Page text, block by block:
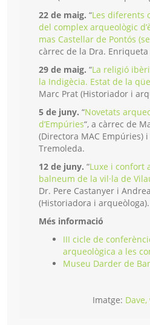
22 de maig. “Les diferents
del complex arqueològic
mas Castellar de Pontós
càrrec de la Dra. Enriqueta
29 de maig. “La religió
la Indigècia. Estat de la
Marc Prat (Historiador i
5 de juny. “Novetats
d’Empúries“, a càrrec de
(Directora MAC Empúries)
Tremoleda.
12 de juny. “Luxe i confort
balneum de la vil·la de
Dr. Pere Castanyer i
(Historiadora i arqueòloga).
Més informació
III cicle de
arqueològica a les
Museu Darder de
Imatge: